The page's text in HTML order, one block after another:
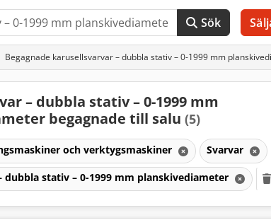
Sök
Begagnade karusellsvarvar – dubbla stativ – 0-1999 mm
– dubbla stativ – 0-1999 mm
begagnade till salu (5)
och verktygsmaskiner Svarvar
dubbla stativ – 0-1999 mm planskivediameter